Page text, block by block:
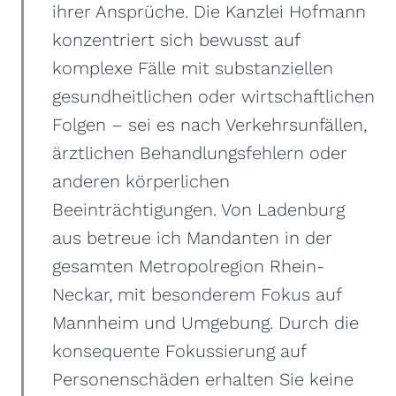
ihrer Ansprüche. Die Kanzlei Hofmann
konzentriert sich bewusst auf
komplexe Fälle mit substanziellen
gesundheitlichen oder wirtschaftlichen
Folgen – sei es nach Verkehrsunfällen,
ärztlichen Behandlungsfehlern oder
anderen körperlichen
Beeinträchtigungen. Von Ladenburg
aus betreue ich Mandanten in der
gesamten Metropolregion Rhein-
Neckar, mit besonderem Fokus auf
Mannheim und Umgebung. Durch die
konsequente Fokussierung auf
Personenschäden erhalten Sie keine